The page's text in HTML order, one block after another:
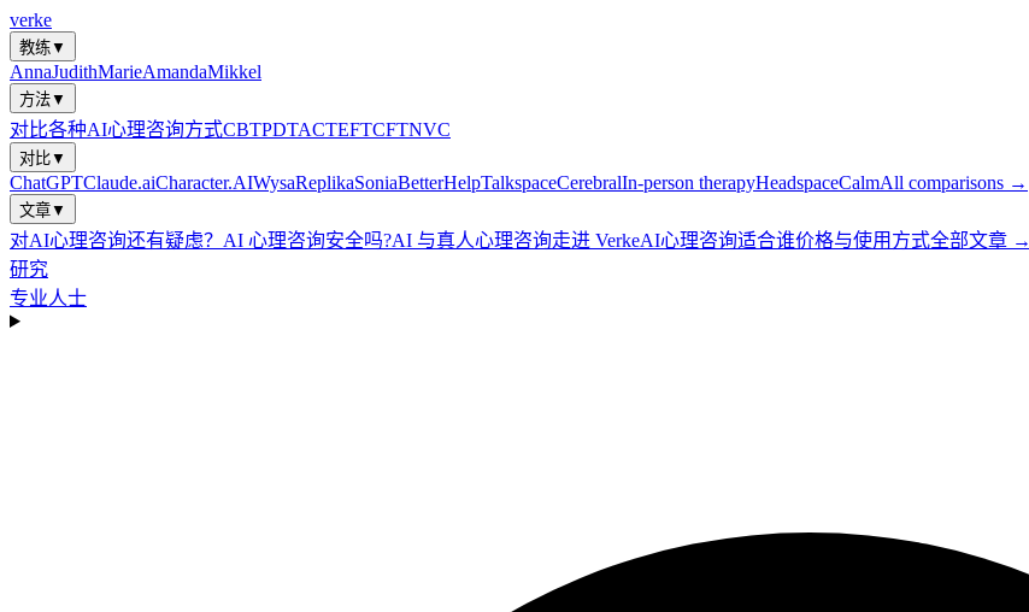
verke
教练▼
AnnaJudithMarieAmandaMikkel
方法▼
对比各种AI心理咨询方式CBTPDTACTEFTCFTNVC
对比▼
ChatGPTClaude.aiCharacter.AIWysaReplikaSoniaBetterHelpTalkspaceCerebralIn-person therapyHeadspaceCalmAll comparisons →
文章▼
对AI心理咨询还有疑虑？ AI 心理咨询安全吗?AI 与真人心理咨询走进 VerkeAI心理咨询适合谁价格与使用方式全部文章 →
研究
专业人士